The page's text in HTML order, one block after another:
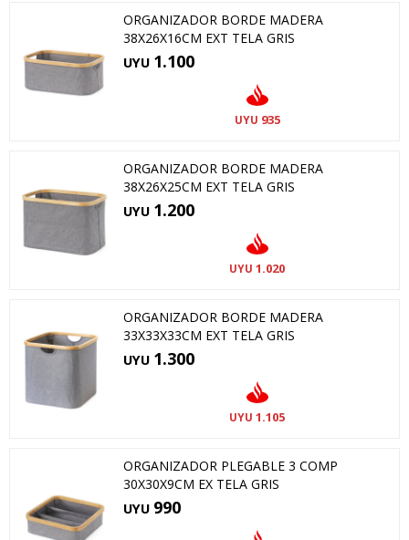
ORGANIZADOR BORDE MADERA
38X26X16CM EXT TELA GRIS
UYU 1.100
UYU 935
ORGANIZADOR BORDE MADERA
38X26X25CM EXT TELA GRIS
UYU 1.200
UYU 1.020
ORGANIZADOR BORDE MADERA
33X33X33CM EXT TELA GRIS
UYU 1.300
UYU 1.105
ORGANIZADOR PLEGABLE 3 COMP
30X30X9CM EX TELA GRIS
UYU 990